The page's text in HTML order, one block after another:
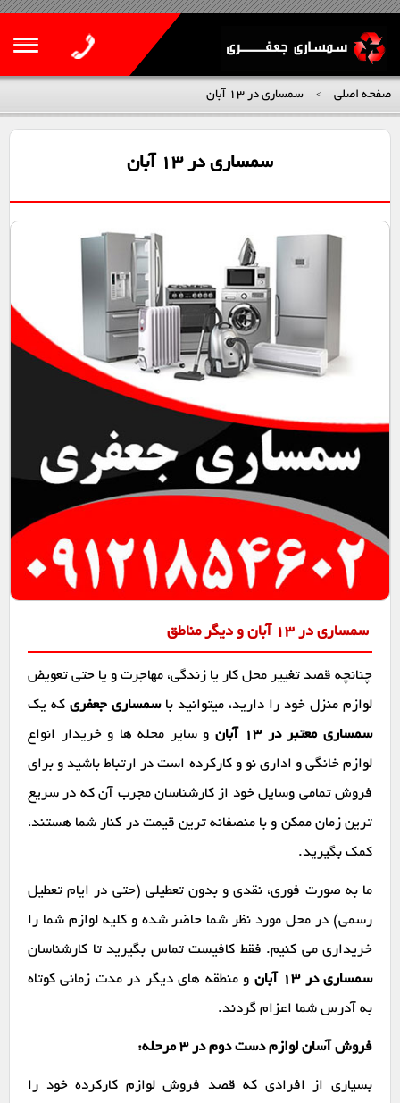
صفحه اصلی > سمساری در ۱۳ آبان
سمساری در ۱۳ آبان
سمساری در ۱۳ آبان و دیگر مناطق
چنانچه قصد تغییر محل کار یا زندگی، مهاجرت و یا حتی تعویض
لوازم منزل خود را دارید، میتوانید باسمساری جعفری که یک
سمساری معتبر در ۱۳ آبان
و سایر محله ها و خریدار انواع
لوازم خانگی و اداری نو و کارکرده است در ارتباط باشید و برای
فروش تمامی وسایل خود از کارشناسان مجرب آن که در سریع
ترین زمان ممکن و با منصفانه ترین قیمت در کنار شما هستند،
کمک بگیرید.
ما به صورت فوری، نقدی و بدون تعطیلی (حتی در ایام تعطیل
رسمی) در محل مورد نظر شما حاضر شده و کلیه لوازم شما را
خریداری می کنیم. فقط کافیست تماس بگیرید تا کارشناسان
سمساری در ۱۳ آبان
و منطقه های دیگر در مدت زمانی کوتاه
به آدرس شما اعزام گردند.
فروش آسان لوازم دست دوم در ۳ مرحله:
بسیاری از افرادی که قصد فروش لوازم کارکرده خود را